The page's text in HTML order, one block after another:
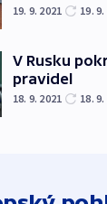
19. 9. 2021 19.
V Rusku
pravidel
18. 9. 2021 18. 9.